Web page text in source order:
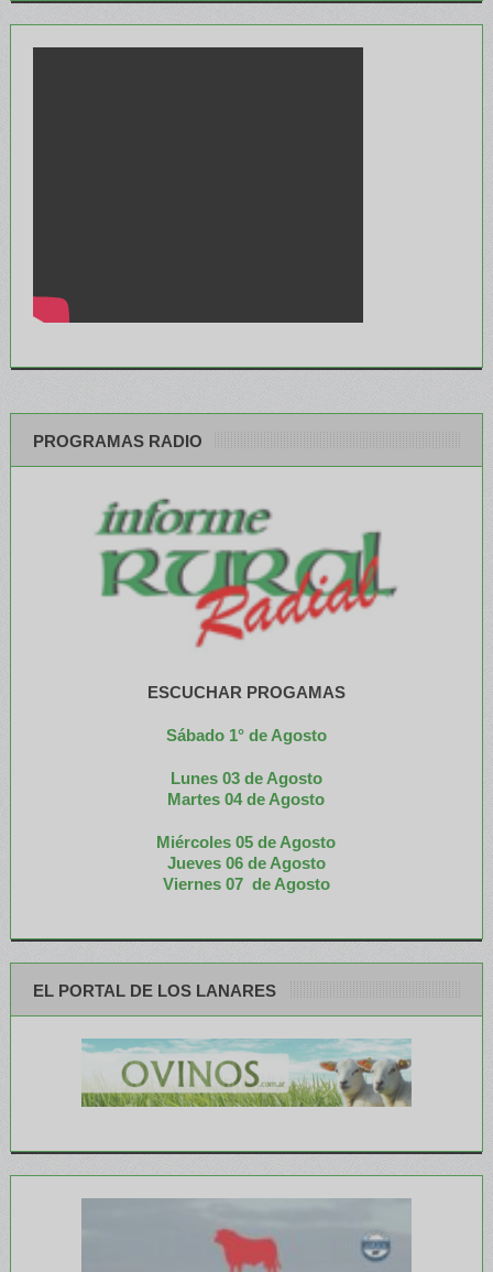
PROGRAMAS RADIO
ESCUCHAR PROGAMAS
Sábado 1° de Agosto
Lunes 03 de Agosto
Martes 04 de Agosto
Miércoles 05 de Agosto
Jueves 06 de Agosto
Viernes 07 de Agosto
EL PORTAL DE LOS LANARES